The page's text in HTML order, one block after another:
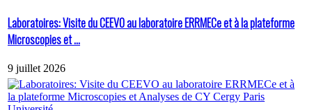
Laboratoires: Visite du CEEVO au laboratoire ERRMECe et à la plateforme
Microscopies et ...
9 juillet 2026